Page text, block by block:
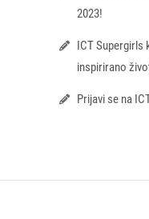
2023!
ICT Supergirls
inspirirano
Prijavi se na